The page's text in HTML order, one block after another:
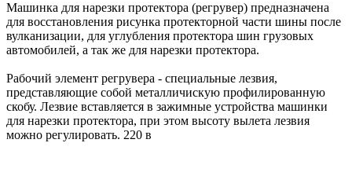
Машинка для нарезки протектора (регрувер) предназначена
для восстановления рисунка протекторной части шины после
вулканизации, для углубления протектора шин грузовых
автомобилей, а так же для нарезки протектора.
Рабочий элемент регрувера - специальные лезвия,
представляющие собой металличискую профилированную
скобу. Лезвие вставляется в зажимные устройства машинки
для нарезки протектора, при этом высоту вылета лезвия
можно регулировать. 220 в